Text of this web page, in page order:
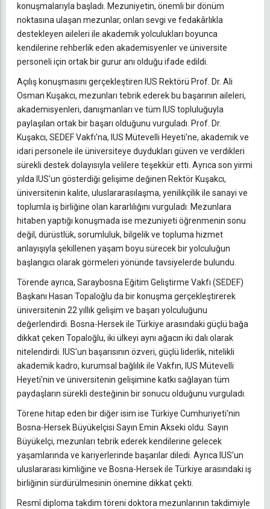
konuşmalarıyla başladı. Mezuniyetin, önemli bir dönüm
noktasına ulaşan mezunlar, onları sevgi ve fedakârlıkla
destekleyen aileleri ile akademik yolculukları boyunca
kendilerine rehberlik eden akademisyenler ve üniversite
personeli için ortak bir gurur anı olduğu ifade edildi.
Açılış konuşmasını gerçekleştiren IUS Rektörü Prof. Dr. Ali
Osman Kuşakcı, mezunları tebrik ederek bu başarının aileleri,
akademisyenleri, danışmanları ve tüm IUS topluluğuyla
paylaşılan ortak bir başarı olduğunu vurguladı. Prof. Dr.
Kuşakcı, SEDEF Vakfı'na, IUS Mütevelli Heyeti'ne, akademik ve
idari personele ile üniversiteye duydukları güven ve verdikleri
sürekli destek dolayısıyla velilere teşekkür etti. Ayrıca son yirmi
yılda IUS'un gösterdiği gelişime değinen Rektör Kuşakcı,
üniversitenin kalite, uluslararasılaşma, yenilikçilik ile sanayi ve
toplumla iş birliğine olan kararlılığını vurguladı. Mezunlara
hitaben yaptığı konuşmada ise mezuniyeti öğrenmenin sonu
değil, dürüstlük, sorumluluk, bilgelik ve topluma hizmet
anlayışıyla şekillenen yaşam boyu sürecek bir yolculuğun
başlangıcı olarak görmeleri yönünde tavsiyelerde bulundu.
Törende ayrıca, Saraybosna Eğitim Geliştirme Vakfı (SEDEF)
Başkanı Hasan Topaloğlu da bir konuşma gerçekleştirerek
üniversitenin 22 yıllık gelişim ve başarı yolculuğunu
değerlendirdi. Bosna-Hersek ile Türkiye arasındaki güçlü bağa
dikkat çeken Topaloğlu, iki ülkeyi aynı ağacın iki dalı olarak
nitelendirdi. IUS'un başarısının özveri, güçlü liderlik, nitelikli
akademik kadro, kurumsal bağlılık ile Vakfın, IUS Mütevelli
Heyeti'nin ve üniversitenin gelişimine katkı sağlayan tüm
paydaşların sürekli desteğinin bir sonucu olduğunu vurguladı.
Törene hitap eden bir diğer isim ise Türkiye Cumhuriyeti'nin
Bosna-Hersek Büyükelçisi Sayın Emin Akseki oldu. Sayın
Büyükelçi, mezunları tebrik ederek kendilerine gelecek
yaşamlarında ve kariyerlerinde başarılar diledi. Ayrıca IUS'un
uluslararası kimliğine ve Bosna-Hersek ile Türkiye arasındaki iş
birliğinin sürdürülmesinin önemine dikkat çekti.
Resmî diploma takdim töreni doktora mezunlarının takdimiyle